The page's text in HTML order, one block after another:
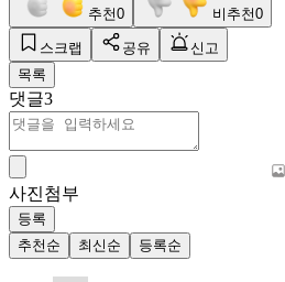
추천0 비추천0
스크랩 공유
신고
목록
댓글3
사진첨부
등록
추천순
최신순 등록순